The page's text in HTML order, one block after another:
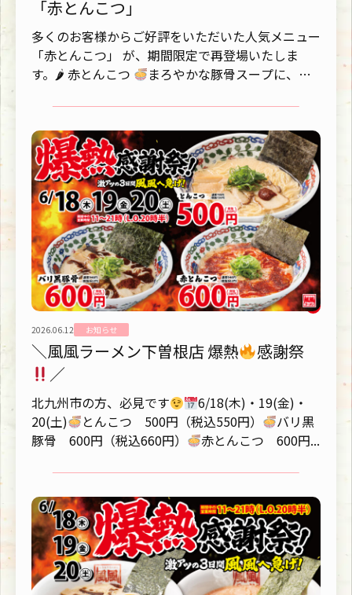
「赤とんこつ」
多くのお客様からご好評をいただいた人気メニュー
「赤とんこつ」 が、期間限定で再登場いたしま
す。🌶 赤とんこつ
まろやかな豚骨スープに、唐
2026.06.12 お知らせ
＼風風ラーメン下曽根店 爆熱
感謝祭
／
北九州市の方、必見です
6/18(木)・19(金)・
20(土)
とんこつ 500円（税込550円）
バリ黒
豚骨 600円（税込660円）
赤とんこつ 600円...